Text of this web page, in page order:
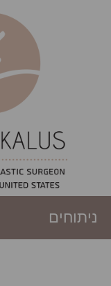
ניתוחים